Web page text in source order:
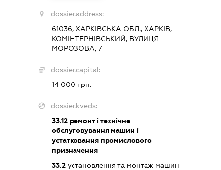
dossier.address:
61036, ХАРКІВСЬКА ОБЛ., ХАРКІВ,
КОМІНТЕРНІВСЬКИЙ, ВУЛИЦЯ
МОРОЗОВА, 7
dossier.capital:
14 000 грн.
dossier.kveds:
33.12 ремонт і технічне
обслуговування машин і
устатковання промислового
призначення
33.2 установлення та монтаж машин